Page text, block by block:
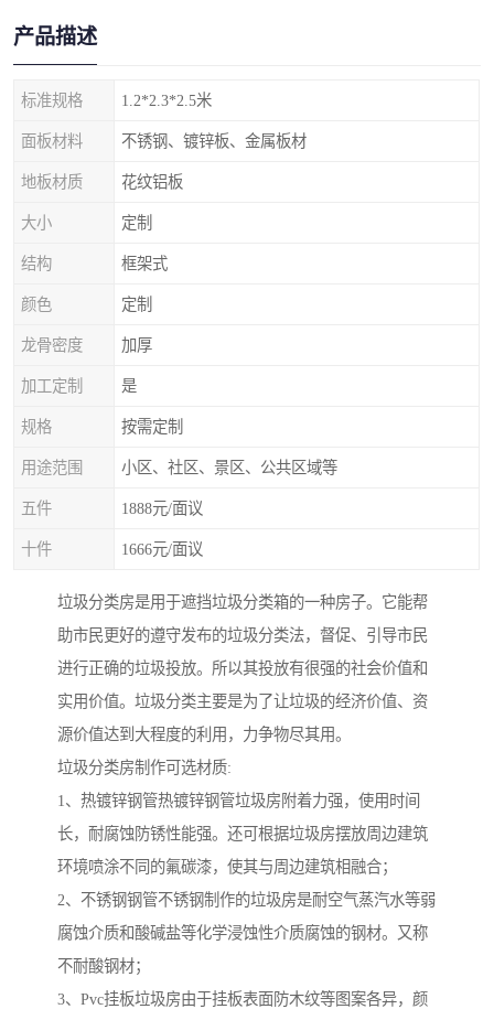
产品描述
标准规格 1.2*2.3*2.5米
面板材料 不锈钢、镀锌板、金属板材
地板材质 花纹铝板
大小 定制
结构 框架式
颜色 定制
龙骨密度 加厚
加工定制 是
规格 按需定制
用途范围 小区、社区、景区、公共区域等
五件 1888元/面议
十件 1666元/面议
垃圾分类房是用于遮挡垃圾分类箱的一种房子。它能帮
助市民更好的遵守发布的垃圾分类法，督促、引导市民
进行正确的垃圾投放。所以其投放有很强的社会价值和
实用价值。垃圾分类主要是为了让垃圾的经济价值、资
源价值达到大程度的利用，力争物尽其用。
垃圾分类房制作可选材质:
1、热镀锌钢管热镀锌钢管垃圾房附着力强，使用时间
长，耐腐蚀防锈性能强。还可根据垃圾房摆放周边建筑
环境喷涂不同的氟碳漆，使其与周边建筑相融合；
2、不锈钢钢管不锈钢制作的垃圾房是耐空气蒸汽水等弱
腐蚀介质和酸碱盐等化学浸蚀性介质腐蚀的钢材。又称
不耐酸钢材；
3、Pvc挂板垃圾房由于挂板表面防木纹等图案各异，颜